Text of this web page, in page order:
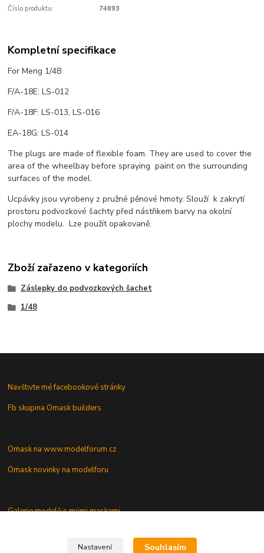
Číslo produktu: 74893
Kompletní specifikace
For Meng 1/48
F/A-18E: LS-012
F/A-18F: LS-013, LS-016
EA-18G: LS-014
The plugs are made of flexible foam. They are used to cover the
area of the wheelbay before spraying paint on the surrounding
surfaces of the model.
Ucpávky jsou vyrobeny z pružné pěnové hmoty. Slouží k zakrytí
prostoru podvozkové šachty před nástřikem barvy na okolní
plochy modelu. Lze použít opakovaně.
Zboží zařazeno v kategoriích
Záslepky do podvozkových šachet
1/48
Navštivte mé facebookové stránky
Fb skupina Omask builders
Omask na www.modelforum.cz
Omask novinky na modelforu
Galerie modelů s mými maskami
Nastavení Souhlasím